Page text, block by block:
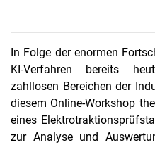
In Folge der enormen
KI-Verfahren bereits
zahllosen Bereichen der
diesem Online-Workshop
eines
zur Analyse und